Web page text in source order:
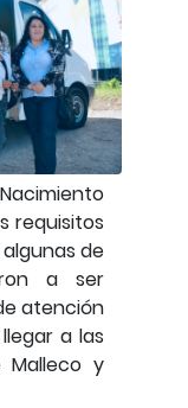
requisitos
de
a ser
atención
a las
Malleco y